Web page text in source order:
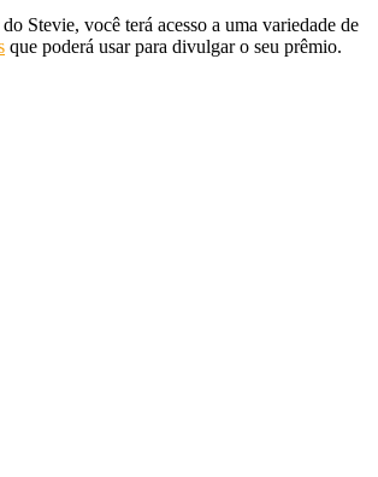
Stevie, você terá acesso a uma variedade de
que poderá usar para divulgar o seu prêmio.